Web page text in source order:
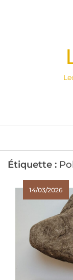
Étiquette :
14/03/2026